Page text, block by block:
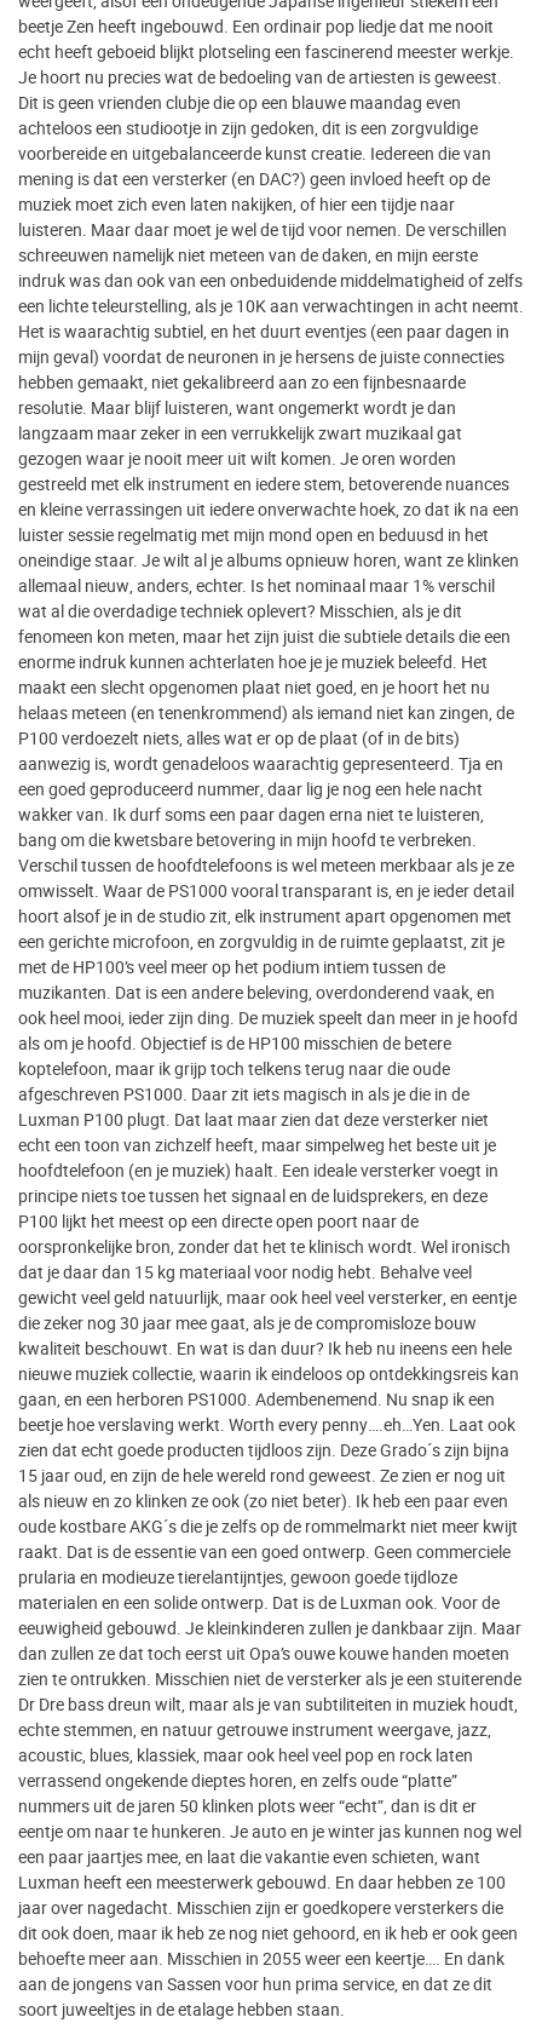
beetje Zen heeft ingebouwd. Een ordinair pop liedje dat me nooit
echt heeft geboeid blijkt plotseling een fascinerend meester werkje.
Je hoort nu precies wat de bedoeling van de artiesten is geweest.
Dit is geen vrienden clubje die op een blauwe maandag even
achteloos een studiootje in zijn gedoken, dit is een zorgvuldige
voorbereide en uitgebalanceerde kunst creatie. Iedereen die van
mening is dat een versterker (en DAC?) geen invloed heeft op de
muziek moet zich even laten nakijken, of hier een tijdje naar
luisteren. Maar daar moet je wel de tijd voor nemen. De verschillen
schreeuwen namelijk niet meteen van de daken, en mijn eerste
indruk was dan ook van een onbeduidende middelmatigheid of zelfs
een lichte teleurstelling, als je 10K aan verwachtingen in acht neemt.
Het is waarachtig subtiel, en het duurt eventjes (een paar dagen in
mijn geval) voordat de neuronen in je hersens de juiste connecties
hebben gemaakt, niet gekalibreerd aan zo een fijnbesnaarde
resolutie. Maar blijf luisteren, want ongemerkt wordt je dan
langzaam maar zeker in een verrukkelijk zwart muzikaal gat
gezogen waar je nooit meer uit wilt komen. Je oren worden
gestreeld met elk instrument en iedere stem, betoverende nuances
en kleine verrassingen uit iedere onverwachte hoek, zo dat ik na een
luister sessie regelmatig met mijn mond open en beduusd in het
oneindige staar. Je wilt al je albums opnieuw horen, want ze klinken
allemaal nieuw, anders, echter. Is het nominaal maar 1% verschil
wat al die overdadige techniek oplevert? Misschien, als je dit
fenomeen kon meten, maar het zijn juist die subtiele details die een
enorme indruk kunnen achterlaten hoe je je muziek beleefd. Het
maakt een slecht opgenomen plaat niet goed, en je hoort het nu
helaas meteen (en tenenkrommend) als iemand niet kan zingen, de
P100 verdoezelt niets, alles wat er op de plaat (of in de bits)
aanwezig is, wordt genadeloos waarachtig gepresenteerd. Tja en
een goed geproduceerd nummer, daar lig je nog een hele nacht
wakker van. Ik durf soms een paar dagen erna niet te luisteren,
bang om die kwetsbare betovering in mijn hoofd te verbreken.
Verschil tussen de hoofdtelefoons is wel meteen merkbaar als je ze
omwisselt. Waar de PS1000 vooral transparant is, en je ieder detail
hoort alsof je in de studio zit, elk instrument apart opgenomen met
een gerichte microfoon, en zorgvuldig in de ruimte geplaatst, zit je
met de HP100’s veel meer op het podium intiem tussen de
muzikanten. Dat is een andere beleving, overdonderend vaak, en
ook heel mooi, ieder zijn ding. De muziek speelt dan meer in je hoofd
als om je hoofd. Objectief is de HP100 misschien de betere
koptelefoon, maar ik grijp toch telkens terug naar die oude
afgeschreven PS1000. Daar zit iets magisch in als je die in de
Luxman P100 plugt. Dat laat maar zien dat deze versterker niet
echt een toon van zichzelf heeft, maar simpelweg het beste uit je
hoofdtelefoon (en je muziek) haalt. Een ideale versterker voegt in
principe niets toe tussen het signaal en de luidsprekers, en deze
P100 lijkt het meest op een directe open poort naar de
oorspronkelijke bron, zonder dat het te klinisch wordt. Wel ironisch
dat je daar dan 15 kg materiaal voor nodig hebt. Behalve veel
gewicht veel geld natuurlijk, maar ook heel veel versterker, en eentje
die zeker nog 30 jaar mee gaat, als je de compromisloze bouw
kwaliteit beschouwt. En wat is dan duur? Ik heb nu ineens een hele
nieuwe muziek collectie, waarin ik eindeloos op ontdekkingsreis kan
gaan, en een herboren PS1000. Adembenemend. Nu snap ik een
beetje hoe verslaving werkt. Worth every penny….eh…Yen. Laat ook
zien dat echt goede producten tijdloos zijn. Deze Grado´s zijn bijna
15 jaar oud, en zijn de hele wereld rond geweest. Ze zien er nog uit
als nieuw en zo klinken ze ook (zo niet beter). Ik heb een paar even
oude kostbare AKG´s die je zelfs op de rommelmarkt niet meer kwijt
raakt. Dat is de essentie van een goed ontwerp. Geen commerciele
prularia en modieuze tierelantijntjes, gewoon goede tijdloze
materialen en een solide ontwerp. Dat is de Luxman ook. Voor de
eeuwigheid gebouwd. Je kleinkinderen zullen je dankbaar zijn. Maar
dan zullen ze dat toch eerst uit Opa’s ouwe kouwe handen moeten
zien te ontrukken. Misschien niet de versterker als je een stuiterende
Dr Dre bass dreun wilt, maar als je van subtiliteiten in muziek houdt,
echte stemmen, en natuur getrouwe instrument weergave, jazz,
acoustic, blues, klassiek, maar ook heel veel pop en rock laten
verrassend ongekende dieptes horen, en zelfs oude “platte”
nummers uit de jaren 50 klinken plots weer “echt”, dan is dit er
eentje om naar te hunkeren. Je auto en je winter jas kunnen nog wel
een paar jaartjes mee, en laat die vakantie even schieten, want
Luxman heeft een meesterwerk gebouwd. En daar hebben ze 100
jaar over nagedacht. Misschien zijn er goedkopere versterkers die
dit ook doen, maar ik heb ze nog niet gehoord, en ik heb er ook geen
behoefte meer aan. Misschien in 2055 weer een keertje…. En dank
aan de jongens van Sassen voor hun prima service, en dat ze dit
soort juweeltjes in de etalage hebben staan.